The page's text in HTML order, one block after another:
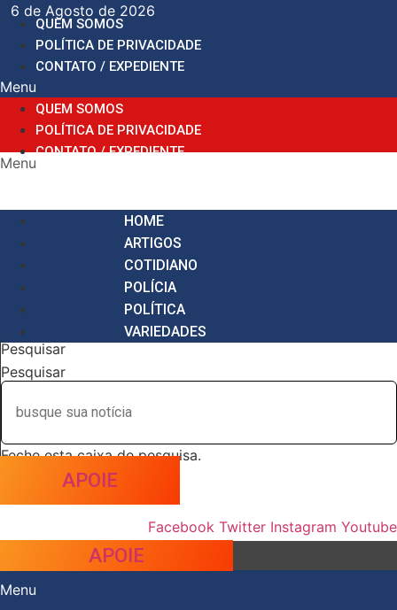
para
conteúdo
6 de Agosto de 2026
QUEM SOMOS
POLÍTICA DE PRIVACIDADE
CONTATO / EXPEDIENTE
Menu
QUEM SOMOS
POLÍTICA DE PRIVACIDADE
CONTATO / EXPEDIENTE
Menu
HOME
ARTIGOS
COTIDIANO
POLÍCIA
POLÍTICA
VARIEDADES
Pesquisar
Pesquisar
Feche esta caixa de pesquisa.
APOIE
Facebook Twitter Instagram Youtube
APOIE
Menu